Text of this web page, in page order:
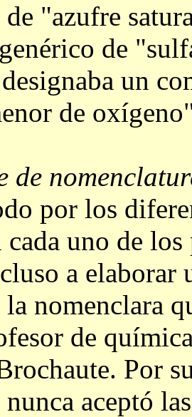
"azufre
de
un
de
de
por los
uno de
a elaborar
nomenclara
de
Por
aceptó